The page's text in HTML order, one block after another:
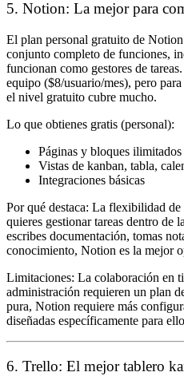
5. Notion: La mejor para
El plan personal gratuito de
conjunto completo de funciones,
funcionan como gestores de
equipo ($8/usuario/mes), pero
el nivel gratuito cubre mucho.
Lo que obtienes gratis (personal):
Páginas y bloques ilimitados
Vistas de kanban, tabla,
Integraciones básicas
Por qué destaca: La flexibilidad de
quieres gestionar tareas dentro de
escribes documentación, tomas
conocimiento, Notion es la mejor
Limitaciones: La colaboración en
administración requieren un plan
pura, Notion requiere más
diseñadas específicamente para
6. Trello: El mejor tablero